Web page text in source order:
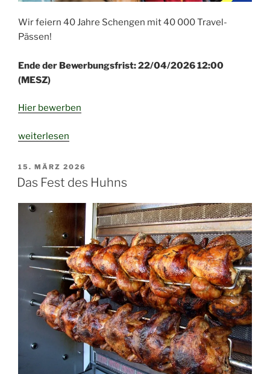
Wir feiern 40 Jahre Schengen mit 40 000 Travel-
Pässen!
Ende der Bewerbungsfrist: 22/04/2026 12:00
(MESZ)
Hier bewerben
„DiscoverEU
neue
Bewerbungsrunde“
weiterlesen
VERÖFFENTLICHT
AM
15. MÄRZ 2026
Das Fest des Huhns